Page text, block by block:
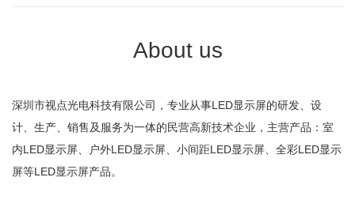
Contact us
About us
深圳市视点光电科技有限公司，专业从事LED显示屏的研发、设
计、生产、销售及服务为一体的民营高新技术企业，主营产品：室
内LED显示屏、户外LED显示屏、小间距LED显示屏、全彩LED显示
屏等LED显示屏产品。